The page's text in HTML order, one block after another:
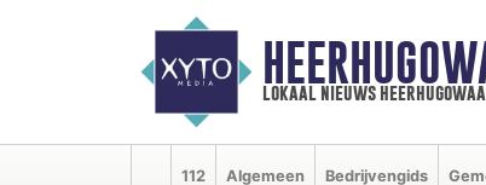
lokaal nieuws
112 Algemeen Bedrijvengids